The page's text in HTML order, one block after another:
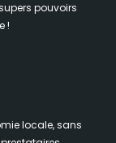
pouvoirs
!
locale, sans